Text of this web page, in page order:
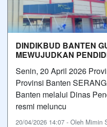
DINDIKBUD BANTEN
MEWUJUDKAN
Senin, 20 April 2026
Provinsi Banten
Banten melalui Dinas
resmi meluncu
20/04/2026 14:07 - Oleh Mimin